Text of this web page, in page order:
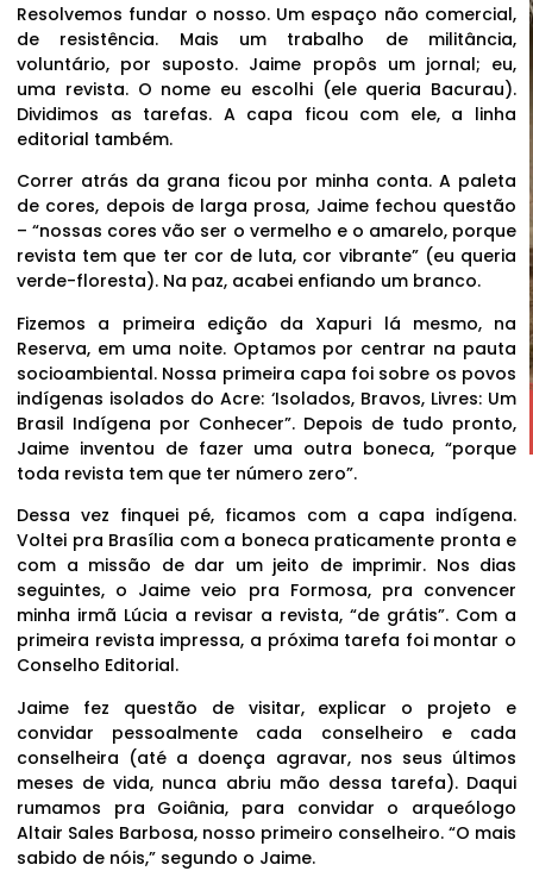
Resolvemos fundar o nosso. Um espaço não comercial,
de resistência. Mais um trabalho de militância,
voluntário, por suposto. Jaime propôs um jornal; eu,
uma revista. O nome eu escolhi (ele queria Bacurau).
Dividimos as tarefas. A capa ficou com ele, a linha
editorial também.
Correr atrás da grana ficou por minha conta. A paleta
de cores, depois de larga prosa, Jaime fechou questão
– “nossas cores vão ser o vermelho e o amarelo, porque
revista tem que ter cor de luta, cor vibrante” (eu queria
verde-floresta). Na paz, acabei enfiando um branco.
Fizemos a primeira edição da Xapuri lá mesmo, na
Reserva, em uma noite. Optamos por centrar na pauta
socioambiental. Nossa primeira capa foi sobre os povos
indígenas isolados do Acre: ‘Isolados, Bravos, Livres: Um
Brasil Indígena por Conhecer”. Depois de tudo pronto,
Jaime inventou de fazer uma outra boneca, “porque
toda revista tem que ter número zero”.
Dessa vez finquei pé, ficamos com a capa indígena.
Voltei pra Brasília com a boneca praticamente pronta e
com a missão de dar um jeito de imprimir. Nos dias
seguintes, o Jaime veio pra Formosa, pra convencer
minha irmã Lúcia a revisar a revista, “de grátis”. Com a
primeira revista impressa, a próxima tarefa foi montar o
Conselho Editorial.
Jaime fez questão de visitar, explicar o projeto e
convidar pessoalmente cada conselheiro e cada
conselheira (até a doença agravar, nos seus últimos
meses de vida, nunca abriu mão dessa tarefa). Daqui
rumamos pra Goiânia, para convidar o arqueólogo
Altair Sales Barbosa, nosso primeiro conselheiro. “O mais
sabido de nóis,” segundo o Jaime.